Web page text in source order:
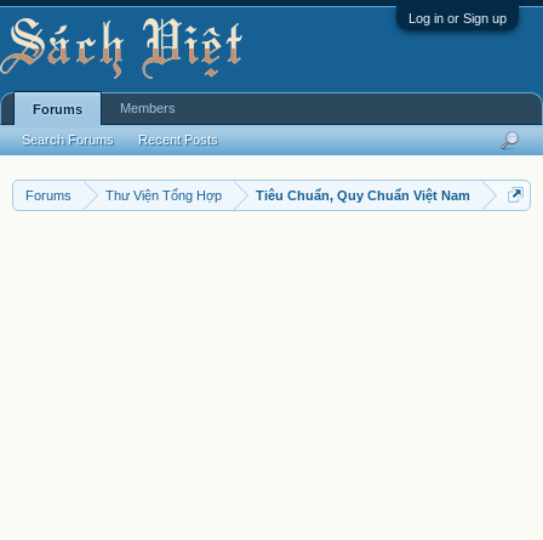
Log in or Sign up
Forums Thư Viện Tổng Hợp Tiêu Chuẩn, Quy Chuẩn Việt Nam
Forums
Search Forums Recent Posts
Members